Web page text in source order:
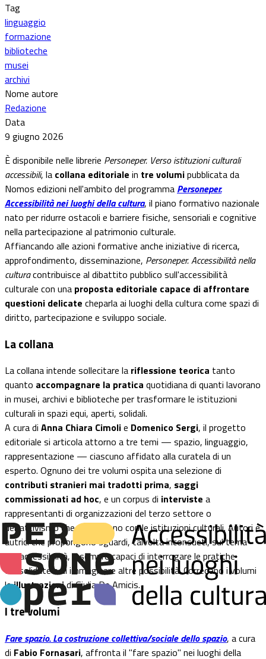
Tag
linguaggio
formazione
biblioteche
musei
archivi
Nome autore
Redazione
Data
9 giugno 2026
È disponibile nelle librerie Personeper. Verso istituzioni culturali
accessibili, la collana editoriale in tre volumipubblicata da
Nomos edizioni nell'ambito del programma Personeper.
Accessibilità nei luoghi della cultura, il piano formativo nazionale
nato per ridurre ostacoli e barriere fisiche, sensoriali e cognitive
nella partecipazione al patrimonio culturale.
Affiancando alle azioni formative anche iniziative di ricerca,
approfondimento, disseminazione, Personeper. Accessibilità nella
culturacontribuisce al dibattito pubblico sull'accessibilità
culturale con una proposta editoriale capace di affrontare
questioni delicate cheparla ai luoghi della cultura come spazi di
diritto, partecipazione e sviluppo sociale.
La collana
La collana intende sollecitare la riflessione teorica tanto
quanto accompagnare la pratica quotidiana di quanti lavorano
in musei, archivi e biblioteche per trasformare le istituzioni
culturali in spazi equi, aperti, solidali.
A cura di Anna Chiara Cimolie Domenico Sergi, il progetto
editoriale si articola attorno a tre temi — spazio, linguaggio,
rappresentazione — ciascuno affidato alla curatela di un
esperto. Ognuno dei tre volumi ospita una selezione di
contributi stranieri mai tradotti prima, saggi
commissionati ad hoc, e un corpus di interviste a
rappresentanti di organizzazioni del terzo settore o
dell'attivismo che collaborano con le istituzioni culturali. Autori e
autrici che propongono sguardi, talvolta inconsueti, sul tema
dell’accessibilità, e sempre capaci di interrogare le pratiche
consolidate e di immaginare altre possibilità. Corredano i volumi
leillustrazionidi Giulia De Amicis.
I tre volumi
Fare spazio. La costruzione collettiva/sociale dello spazio, a cura
di Fabio Fornasari, affronta il "fare spazio" nei luoghi della